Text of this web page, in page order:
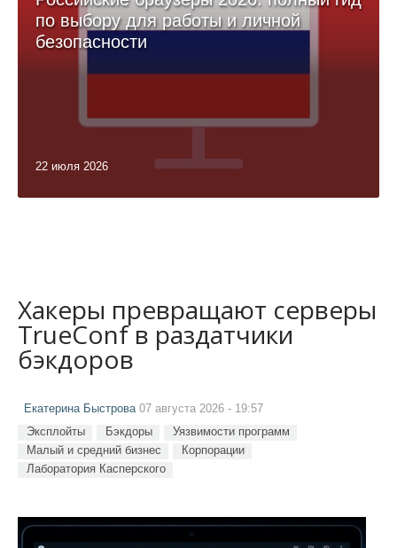
по выбору для работы и личной
безопасности
22 июля 2026
Хакеры превращают серверы
TrueConf в раздатчики
бэкдоров
Екатерина Быстрова07 августа 2026 - 19:57
Эксплойты Бэкдоры
Уязвимости программ
Малый и средний бизнес
Корпорации
Лаборатория Касперского